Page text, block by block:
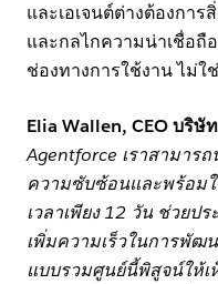
และเอเจนต์ต่างต้องการ
และกลไกความน่าเชื่อถื
ช่องทางการใช้งาน ไม่
Elia Wallen, CEO บริษั
Agentforce เราสามาร
ความซับซ้อนและพร้อม
เวลาเพียง 12 วัน ช่วย
เพิ่มความเร็วในการพั
แบบรวมศูนย์นี้พิสูจน์ให้เ